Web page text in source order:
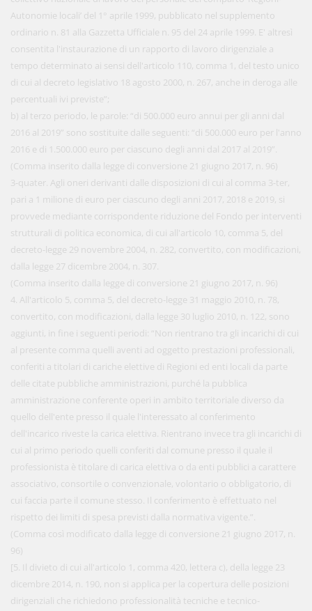
Autonomie locali’ del 1° aprile 1999, pubblicato nel supplemento
ordinario n. 81 alla Gazzetta Ufficiale n. 95 del 24 aprile 1999. E' altresì
consentita l'instaurazione di un rapporto di lavoro dirigenziale a
tempo determinato ai sensi dell'articolo 110, comma 1, del testo unico
di cui al decreto legislativo 18 agosto 2000, n. 267, anche in deroga alle
percentuali ivi previste”;
b) al terzo periodo, le parole: “di 500.000 euro annui per gli anni dal
2016 al 2019” sono sostituite dalle seguenti: “di 500.000 euro per l'anno
2016 e di 1.500.000 euro per ciascuno degli anni dal 2017 al 2019”.
(Comma inserito dalla legge di conversione 21 giugno 2017, n. 96)
3-quater. Agli oneri derivanti dalle disposizioni di cui al comma 3-ter,
pari a 1 milione di euro per ciascuno degli anni 2017, 2018 e 2019, si
provvede mediante corrispondente riduzione del Fondo per interventi
strutturali di politica economica, di cui all'articolo 10, comma 5, del
decreto-legge 29 novembre 2004, n. 282, convertito, con modificazioni,
dalla legge 27 dicembre 2004, n. 307.
(Comma inserito dalla legge di conversione 21 giugno 2017, n. 96)
4. All'articolo 5, comma 5, del decreto-legge 31 maggio 2010, n. 78,
convertito, con modificazioni, dalla legge 30 luglio 2010, n. 122, sono
aggiunti, in fine i seguenti periodi: “Non rientrano tra gli incarichi di cui
al presente comma quelli aventi ad oggetto prestazioni professionali,
conferiti a titolari di cariche elettive di Regioni ed enti locali da parte
delle citate pubbliche amministrazioni, purché la pubblica
amministrazione conferente operi in ambito territoriale diverso da
quello dell'ente presso il quale l'interessato al conferimento
dell'incarico riveste la carica elettiva. Rientrano invece tra gli incarichi di
cui al primo periodo quelli conferiti dal comune presso il quale il
professionista è titolare di carica elettiva o da enti pubblici a carattere
associativo, consortile o convenzionale, volontario o obbligatorio, di
cui faccia parte il comune stesso. Il conferimento è effettuato nel
rispetto dei limiti di spesa previsti dalla normativa vigente.”.
(Comma così modificato dalla legge di conversione 21 giugno 2017, n.
96)
[5. Il divieto di cui all'articolo 1, comma 420, lettera c), della legge 23
dicembre 2014, n. 190, non si applica per la copertura delle posizioni
dirigenziali che richiedono professionalità tecniche e tecnico-